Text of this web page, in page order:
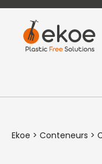
Ekoe > Conteneurs >